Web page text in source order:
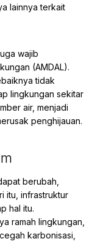
lainnya terkait
wajib
(AMDAL).
tidak
lingkungan sekitar
air, menjadi
penghijauan.
berubah,
itu, infrastruktur
hal itu.
ramah lingkungan,
karbonisasi,